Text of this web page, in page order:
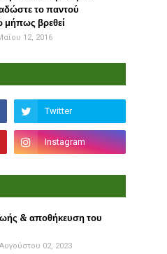
το παντού
βρεθεί
12, 2016
& αποθήκευση του
02, 2023